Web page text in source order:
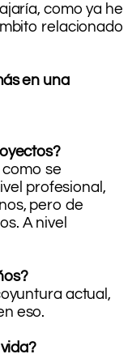
como ya he
relacionado
en una
se
profesional,
pero de
A nivel
actual,
eso.